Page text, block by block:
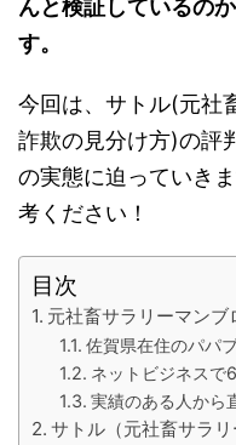
んと検証しているの
す。
今回は、サトル(元社
詐欺の見分け方)の評
の実態に迫っていき
考ください！
目次
元社畜サラリーマン
佐賀県在住のパパ
ネットビジネスで
実績のある人から
サトル（元社畜サラ